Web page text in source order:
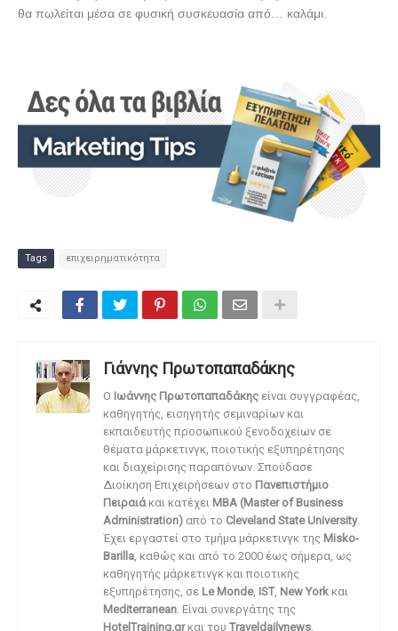
θα πωλείται μέσα σε φυσική συσκευασία από… καλάμι.
Tags επιχειρηματικότητα
Γιάννης Πρωτοπαπαδάκης
O Ιωάννης Πρωτοπαπαδάκης είναι συγγραφέας,
καθηγητής, εισηγητής σεμιναρίων και
εκπαιδευτής προσωπικού ξενοδοχείων σε
θέματα μάρκετινγκ, ποιοτικής εξυπηρέτησης
και διαχείρισης παραπόνων. Σπούδασε
Διοίκηση Επιχειρήσεων στο Πανεπιστήμιο
Πειραιάκαι κατέχει MBA (Master of Business
Administration) από το Cleveland State University.
Έχει εργαστεί στο τμήμα μάρκετινγκ της Misko-
Barilla, καθώς και από το 2000 έως σήμερα, ως
καθηγητής μάρκετινγκ και ποιοτικής
εξυπηρέτησης, σε Le Monde, IST, New York και
Mediterranean. Είναι συνεργάτης της
HotelTraining.grκαι του Traveldailynews.